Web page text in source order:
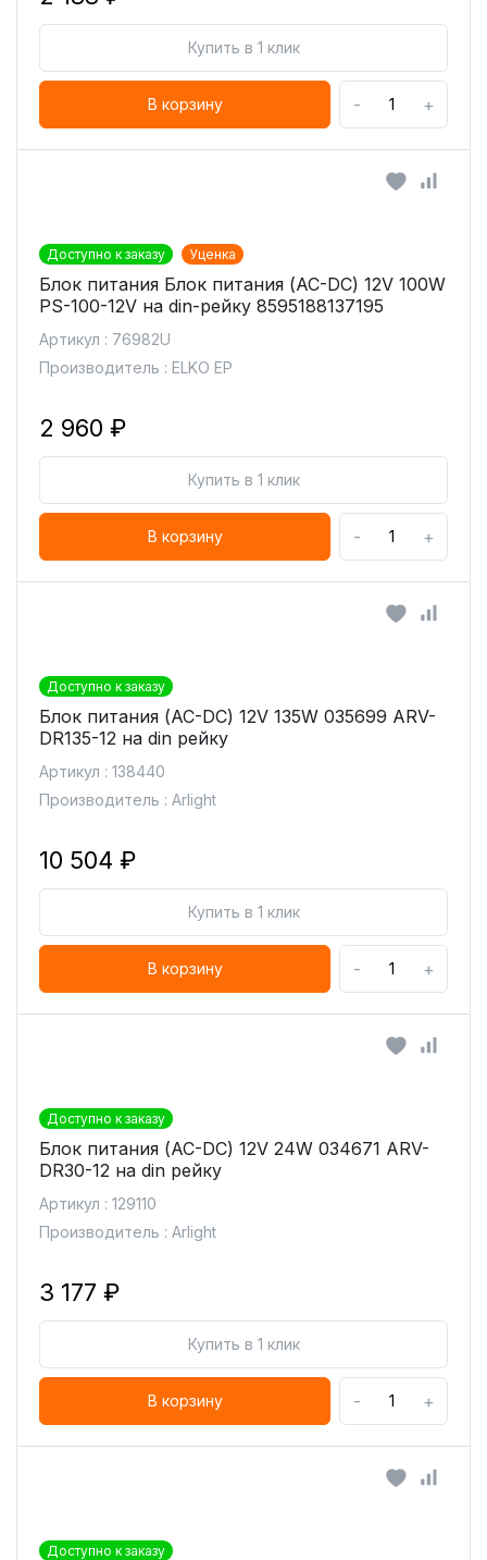
Купить в 1 клик
В корзину - +
Доступно к заказу Уценка
Блок питания Блок питания (AC-DC) 12V 100W
PS-100-12V на din-рейку 8595188137195
Артикул : 76982U
Производитель : ELKO EP
2 960 ₽
Купить в 1 клик
В корзину - +
Доступно к заказу
Блок питания (AC-DC) 12V 135W 035699 ARV-
DR135-12 на din рейку
Артикул : 138440
Производитель : Arlight
10 504 ₽
Купить в 1 клик
В корзину - +
Доступно к заказу
Блок питания (AC-DC) 12V 24W 034671 ARV-
DR30-12 на din рейку
Артикул : 129110
Производитель : Arlight
3 177 ₽
Купить в 1 клик
В корзину - +
Доступно к заказу